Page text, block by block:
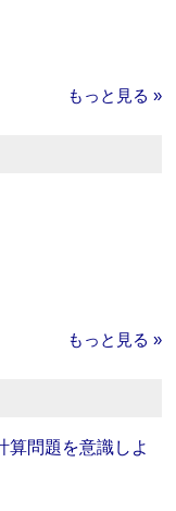
もっと見る »
もっと見る »
算問題を意識しよ